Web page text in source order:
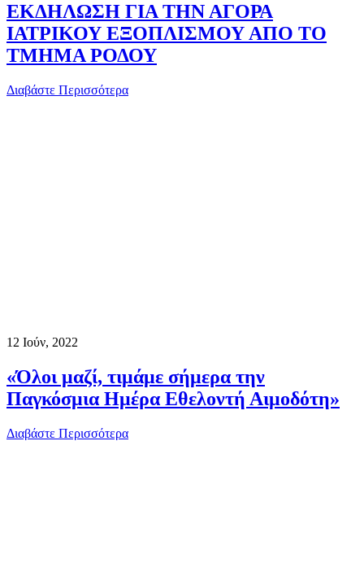
ΕΚΔΗΛΩΣΗ ΓΙΑ ΤΗΝ ΑΓΟΡΑ
ΙΑΤΡΙΚΟΥ ΕΞΟΠΛΙΣΜΟΥ ΑΠΟ ΤΟ
ΤΜΗΜΑ ΡΟΔΟΥ
Διαβάστε Περισσότερα
12 Ιούν, 2022
«Όλοι μαζί, τιμάμε σήμερα την
Παγκόσμια Ημέρα Εθελοντή Αιμοδότη»
Διαβάστε Περισσότερα